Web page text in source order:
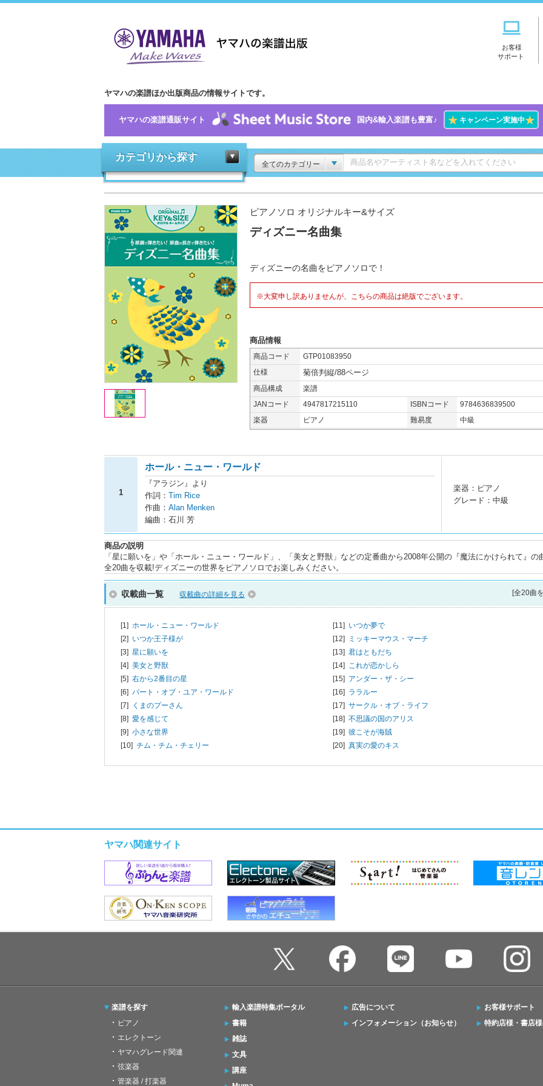
お客様
サポート
ヤマハの楽譜ほか出版商品の情報サイトです。
ヤマハの楽譜通販サイト 国内&輸入楽譜も豊富♪ ★キャンペーン実施中★
カテゴリから探す
全てのカテゴリー
ピアノソロ オリジナルキー&サイズ
ディズニー名曲集
ディズニーの名曲をピアノソロで！
※大変申し訳ありませんが、こちらの商品は絶版でございます。
商品情報
商品コード
GTP01083950
仕様
菊倍判縦/88ページ
商品構成
楽譜
JANコード
4947817215110 ISBNコード
9784636839500
楽器
ピアノ 難易度 中級
1
ホール・ニュー・ワールド
『アラジン』より
作詞： Tim Rice
作曲： Alan Menken
編曲：石川 芳
楽器：ピアノ
グレード：中級
商品の説明
「星に願いを」や「ホール・ニュー・ワールド」、「美女と野獣」などの定番曲から2008年公開の『魔法にかけられて』の
全20曲を収載!ディズニーの世界をピアノソロでお楽しみください。
収載曲一覧 収載曲の詳細を見る [全20曲
[1] ホール・ニュー・ワールド
[2] いつか王子様が
[3] 星に願いを
[4] 美女と野獣
[5] 右から2番目の星
[6] パート・オブ・ユア・ワールド
[7]
くまのプーさん
[8] 愛を感じて
[9] 小さな世界
[10] チム・チム・チェリー
[11] いつか夢で
[12]
ミッキーマウス・マーチ
[13] 君はともだち
[14] これが恋かしら
[15] アンダー・ザ・シー
[16] ララルー
[17] サークル・オブ・ライフ
[18] 不思議の国のアリス
[19] 彼こそが海賊
[20] 真実の愛のキス
ヤマハ関連サイト
楽譜を探す
ピアノ
エレクトーン
ヤマハグレード関連
弦楽器
管楽器 / 打楽器
輸入楽譜特集ポータル
書籍
雑誌
文具
講座
広告について
インフォメーション（お知らせ）
お客様サポート
特約店様・書店